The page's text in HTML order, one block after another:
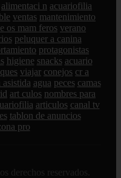
alimentaci n acuariofilia
ventas mantenimiento
os mam feros verano
peluquer a canina
protagonistas
higiene snacks acuario
viajar conejos cr a
asistida agua peces camas
art culos nombres para
articulos canal tv
tablon de anuncios
pro
derechos reservados.